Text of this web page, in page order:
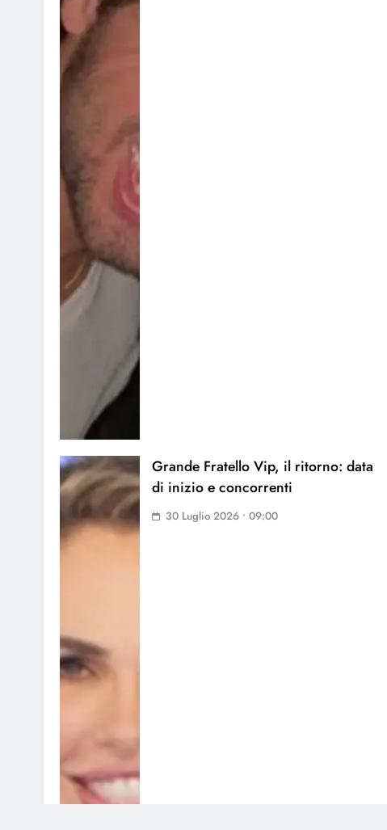
Grande Fratello Vip, il ritorno: data
di inizio e concorrenti
30 Luglio 2026 • 09:00